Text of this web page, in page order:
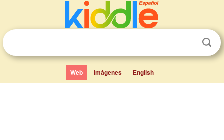
Web Imágenes English